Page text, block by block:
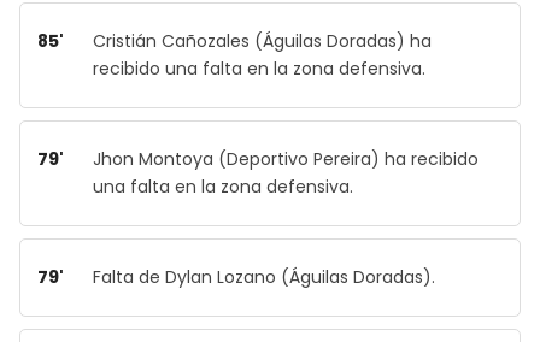
85'
Cristián Cañozales (Águilas Doradas) ha
recibido una falta en la zona defensiva.
79'
Jhon Montoya (Deportivo Pereira) ha recibido
una falta en la zona defensiva.
79' Falta de Dylan Lozano (Águilas Doradas).